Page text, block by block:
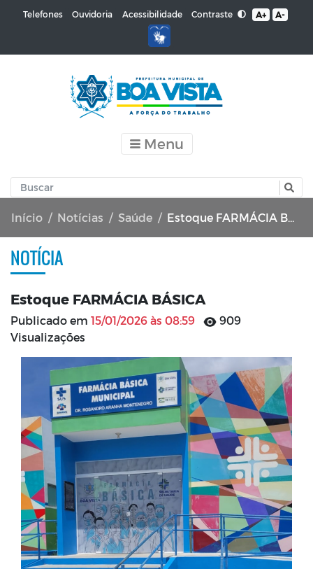
Telefones Ouvidoria Acessibilidade Contraste A+ A-
Menu
Início Notícias Saúde Estoque FARMÁCIA BÁSICA
NOTÍCIA
Estoque FARMÁCIA BÁSICA
Publicado em 15/01/2026 às 08:59
909
Visualizações